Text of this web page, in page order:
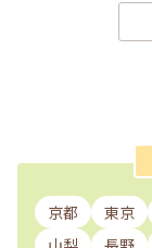
京都 東京